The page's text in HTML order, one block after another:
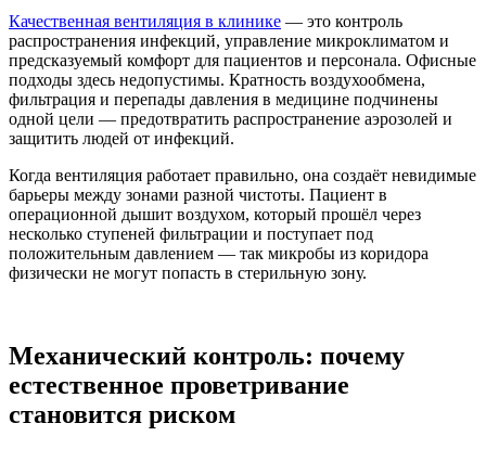
Качественная вентиляция в клинике — это контроль
распространения инфекций, управление микроклиматом и
предсказуемый комфорт для пациентов и персонала. Офисные
подходы здесь недопустимы. Кратность воздухообмена,
фильтрация и перепады давления в медицине подчинены
одной цели — предотвратить распространение аэрозолей и
защитить людей от инфекций.
Когда вентиляция работает правильно, она создаёт невидимые
барьеры между зонами разной чистоты. Пациент в
операционной дышит воздухом, который прошёл через
несколько ступеней фильтрации и поступает под
положительным давлением — так микробы из коридора
физически не могут попасть в стерильную зону.
Механический контроль: почему
естественное проветривание
становится риском